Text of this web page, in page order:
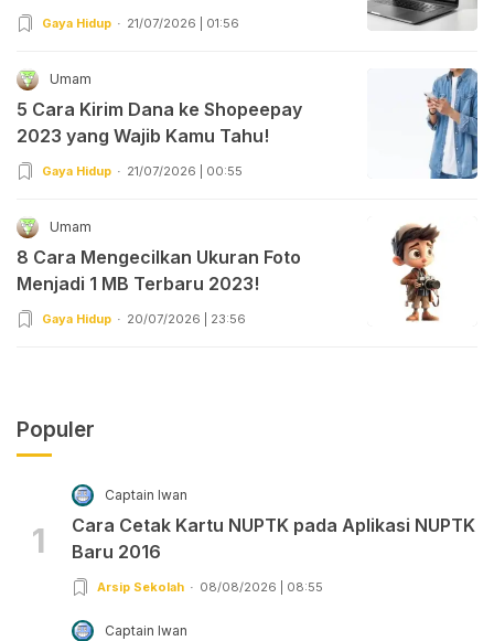
Gaya Hidup 21/07/2026 | 01:56
Umam
5 Cara Kirim Dana ke Shopeepay
2023 yang Wajib Kamu Tahu!
Gaya Hidup 21/07/2026 | 00:55
Umam
8 Cara Mengecilkan Ukuran Foto
Menjadi 1 MB Terbaru 2023!
Gaya Hidup 20/07/2026 | 23:56
Populer
1
Captain Iwan
Cara Cetak Kartu NUPTK pada Aplikasi NUPTK
Baru 2016
Arsip Sekolah 08/08/2026 | 08:55
Captain Iwan